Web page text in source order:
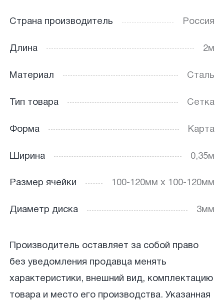
Страна производитель Россия
Длина 2м
Материал Сталь
Тип товара Сетка
Форма Карта
Ширина 0,35м
Размер ячейки 100-120мм х 100-120мм
Диаметр диска 3мм
Производитель оставляет за собой право
без уведомления продавца менять
характеристики, внешний вид, комплектацию
товара и место его производства. Указанная